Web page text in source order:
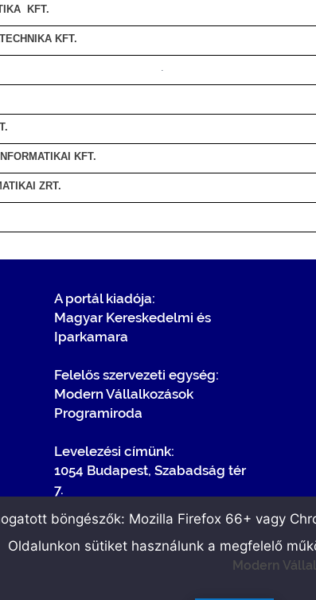
KFT.
KFT.
.
KFT.
ZRT.
A portál kiadója:
Magyar Kereskedelmi és
Iparkamara
Felelős szervezeti egység:
Modern Vállalkozások
Programiroda
Levelezési címünk:
1054 Budapest, Szabadság tér
7.
Modern
böngészők: Mozilla Firefox 66+ vagy
Oldalunkon sütiket használunk a megfelelő